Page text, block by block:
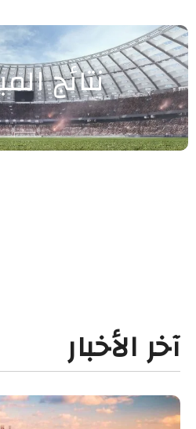
نتائج
آخر الأخبار